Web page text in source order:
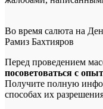
Во время салюта на
Рамиз Бахтияров
Перед проведением
посоветоваться с
Получите полную
способах их